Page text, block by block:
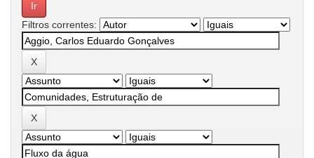
Filtros correntes: